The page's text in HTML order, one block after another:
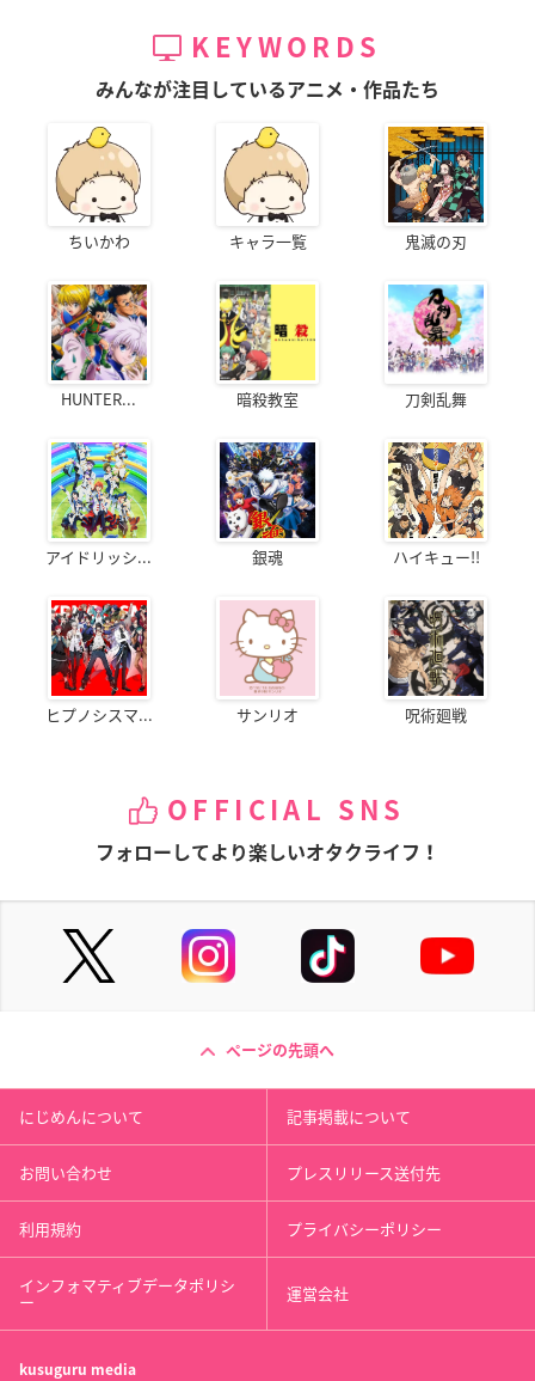
KEYWORDS
みんなが注目しているアニメ・作品たち
ちいかわ キャラ一覧 鬼滅の刃
HUNTER... 暗殺教室 刀剣乱舞
アイドリッシ... 銀魂 ハイキュー!!
ヒプノシスマ... サンリオ 呪術廻戦
OFFICIAL SNS
フォローしてより楽しいオタクライフ！
ページの先頭へ
にじめんについて 記事掲載について
お問い合わせ プレスリリース送付先
利用規約 プライバシーポリシー
インフォマティブデータポリシ
ー 運営会社
kusuguru media